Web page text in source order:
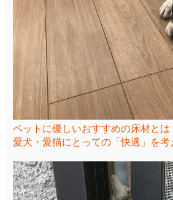
ペットに優しいおすすめの床材と
愛犬・愛猫にとっての「快適」を考